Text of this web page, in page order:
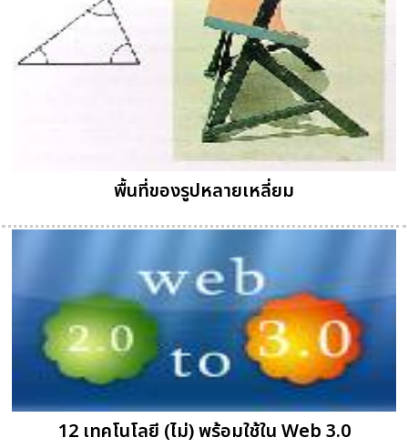
พื้นที่ของรูปหลายเหลี่ยม
12 เทคโนโลยี (ไม่) พร้อมใช้ใน Web 3.0